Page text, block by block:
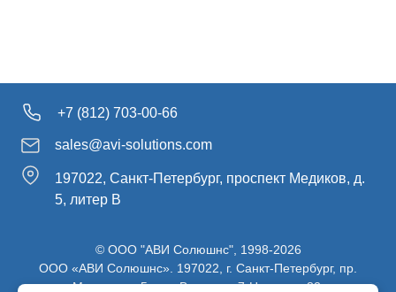
+7 (812) 703-00-66
sales@avi-solutions.com
197022, Санкт-Петербург, проспект Медиков, д.
5, литер В
© ООО "АВИ Солюшнс", 1998-2026
ООО «АВИ Солюшнс». 197022, г. Санкт-Петербург, пр.
Медиков, д.5, лит. В, ч. пом. 7-Н, ч. ком. 82.